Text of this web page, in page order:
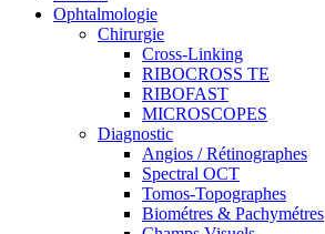
Ophtalmologie
Chirurgie
Cross-Linking
RIBOCROSS TE
RIBOFAST
MICROSCOPES
Diagnostic
Angios / Rétinographes
Spectral OCT
Tomos-Topographes
Biométres & Pachymétres